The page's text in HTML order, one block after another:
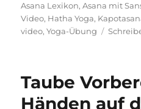
Asana Lexikon,Asana mit
Video, Hatha Yoga,
video,Yoga-Übung
Taube
Händen auf